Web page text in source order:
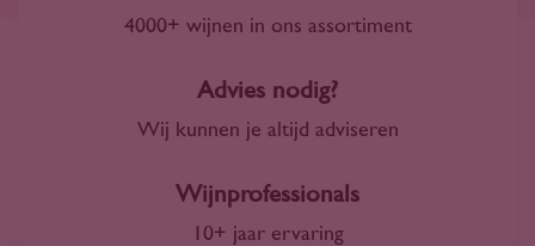
4000+ wijnen in ons assortiment
Advies nodig?
Wij kunnen je altijd adviseren
Wijnprofessionals
10+ jaar ervaring